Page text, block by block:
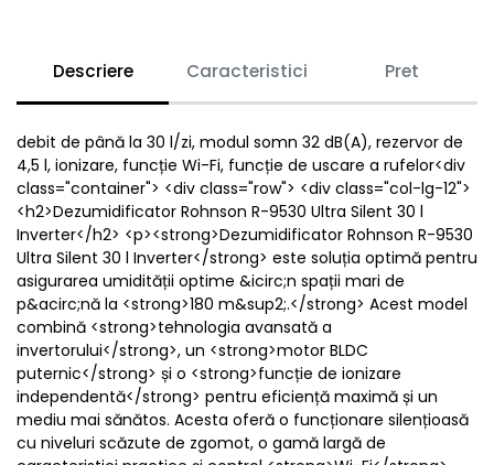
Descriere Caracteristici Pret
debit de până la 30 l/zi, modul somn 32 dB(A), rezervor de
4,5 l, ionizare, funcție Wi-Fi, funcție de uscare a rufelor<div
class="container"> <div class="row"> <div class="col-lg-12">
<h2>Dezumidificator Rohnson R-9530 Ultra Silent 30 l
Inverter</h2> <p><strong>Dezumidificator Rohnson R-9530
Ultra Silent 30 l Inverter</strong> este soluția optimă pentru
asigurarea umidității optime &icirc;n spații mari de
p&acirc;nă la <strong>180 m&sup2;.</strong> Acest model
combină <strong>tehnologia avansată a
invertorului</strong>, un <strong>motor BLDC
puternic</strong> și o <strong>funcție de ionizare
independentă</strong> pentru eficiență maximă și un
mediu mai sănătos. Acesta oferă o funcționare silențioasă
cu niveluri scăzute de zgomot, o gamă largă de